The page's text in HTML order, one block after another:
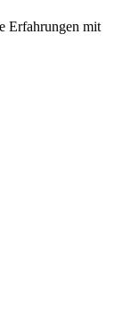
Erfahrungen mit